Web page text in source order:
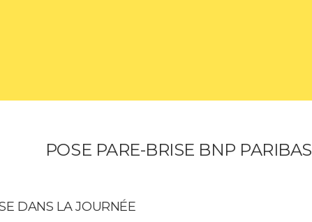
POSE PARE-BRISE BNP PARIBAS
DANS LA JOURNÉE